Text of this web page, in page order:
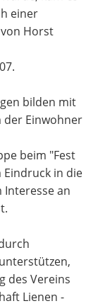
einer
Horst
bilden mit
der Einwohner
beim "Fest
Eindruck in die
Interesse an
des Vereins
Lienen -